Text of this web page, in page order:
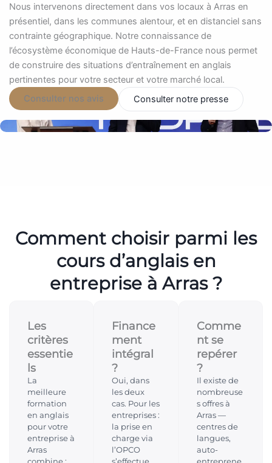
Nous intervenons directement dans vos locaux à Arras en
présentiel, dans les communes alentour, et en distanciel sans
contrainte géographique. Notre connaissance de
l’écosystème économique de Hauts-de-France nous permet
de construire des situations d’entraînement en anglais
pertinentes pour votre secteur et votre marché local.
Consulter nos avis
Consulter notre presse
Comment choisir parmi les
cours d’anglais en
entreprise à Arras ?
Les
critères
essentie
ls
La
meilleure
formation
en anglais
pour votre
entreprise à
Arras
Finance
ment
intégral
?
Oui, dans
les deux
cas. Pour les
entreprises :
la prise en
charge via
l’OPCO
Comme
nt se
repérer
?
Il existe de
nombreuse
s offres à
Arras —
centres de
langues,
auto-